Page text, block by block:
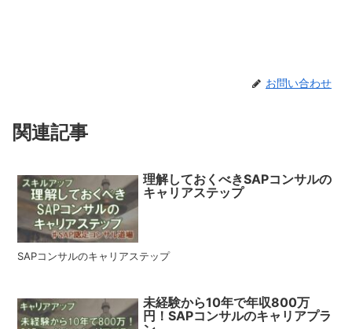
お問い合わせ
関連記事
理解しておくべきSAPコンサルの
キャリアステップ
SAPコンサルのキャリアステップ
未経験から10年で年収800万
円！SAPコンサルのキャリアプラ